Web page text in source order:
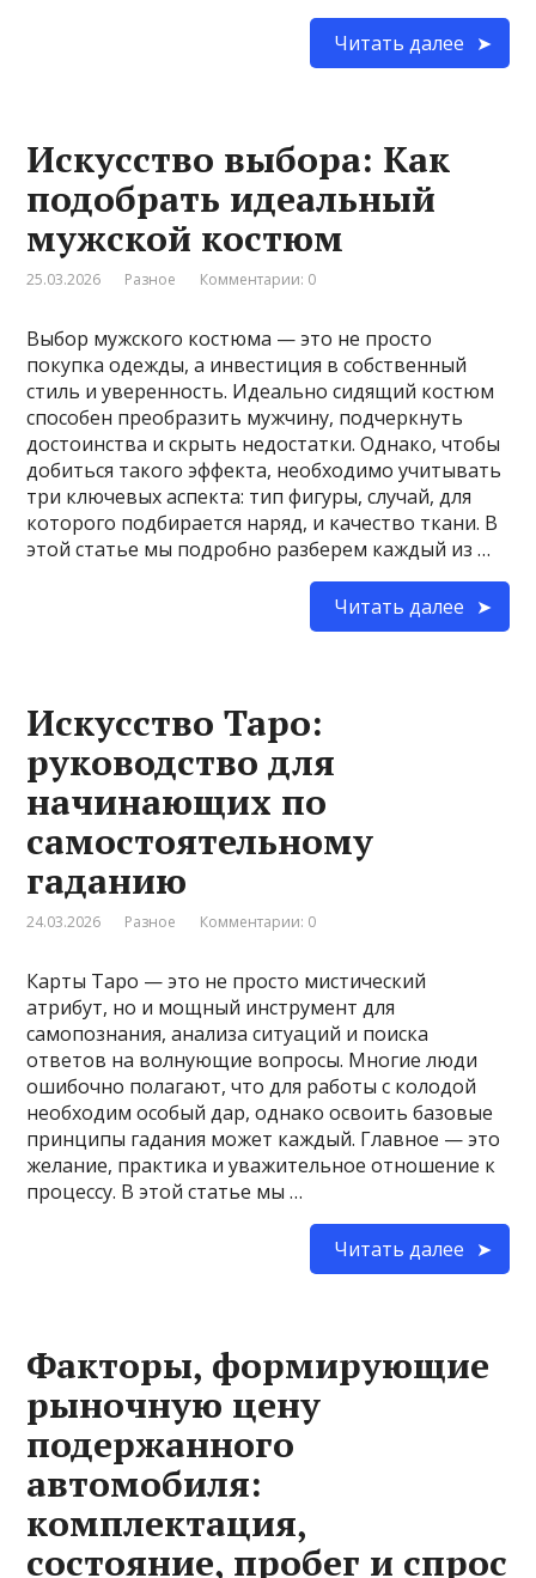
Читать далее
Искусство выбора: Как
подобрать идеальный
мужской костюм
25.03.2026 Разное Комментарии: 0
Выбор мужского костюма — это не просто
покупка одежды, а инвестиция в собственный
стиль и уверенность. Идеально сидящий костюм
способен преобразить мужчину, подчеркнуть
достоинства и скрыть недостатки. Однако, чтобы
добиться такого эффекта, необходимо учитывать
три ключевых аспекта: тип фигуры, случай, для
которого подбирается наряд, и качество ткани. В
этой статье мы подробно разберем каждый из …
Читать далее
Искусство Таро:
руководство для
начинающих по
самостоятельному
гаданию
24.03.2026 Разное Комментарии: 0
Карты Таро — это не просто мистический
атрибут, но и мощный инструмент для
самопознания, анализа ситуаций и поиска
ответов на волнующие вопросы. Многие люди
ошибочно полагают, что для работы с колодой
необходим особый дар, однако освоить базовые
принципы гадания может каждый. Главное — это
желание, практика и уважительное отношение к
процессу. В этой статье мы …
Читать далее
Факторы, формирующие
рыночную цену
подержанного
автомобиля:
комплектация,
состояние, пробег и спрос